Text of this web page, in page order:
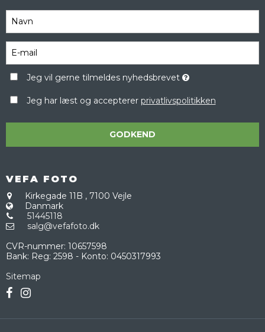
Jeg vil gerne tilmeldes nyhedsbrevet
Jeg har læst og accepterer privatlivspolitikken
GODKEND
VEFA FOTO
Kirkegade 11B , 7100 Vejle
Danmark
51445118
salg@vefafoto.dk
CVR-nummer: 10657598
Bank: Reg: 2598 - Konto: 0450317993
Sitemap